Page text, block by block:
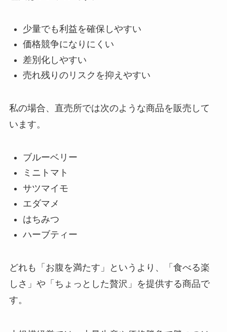
少量でも利益を確保しやすい
価格競争になりにくい
差別化しやすい
売れ残りのリスクを抑えやすい
私の場合、直売所では次のような商品を販売して
います。
ブルーベリー
ミニトマト
サツマイモ
エダマメ
はちみつ
ハーブティー
どれも「お腹を満たす」というより、「食べる楽
しさ」や「ちょっとした贅沢」を提供する商品で
す。